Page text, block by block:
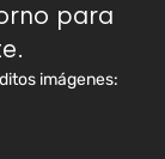
para
imágenes: